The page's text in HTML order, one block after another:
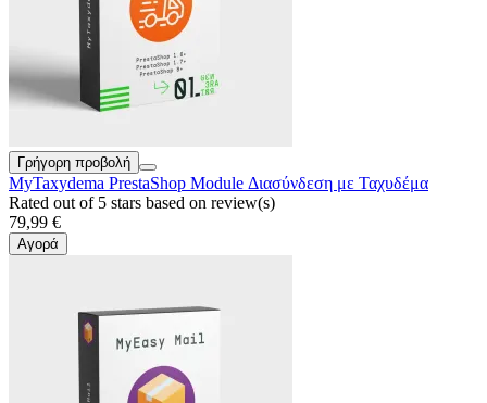
Γρήγορη προβολή
MyTaxydema PrestaShop Module Διασύνδεση με Ταχυδέμα
Rated out of 5 stars based on review(s)
79,99 €
Αγορά